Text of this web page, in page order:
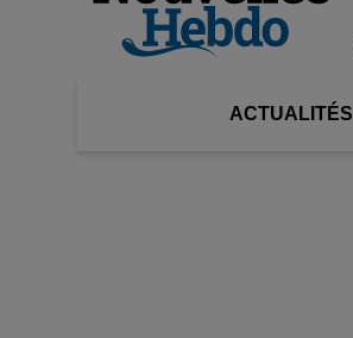
ACTUALITÉS